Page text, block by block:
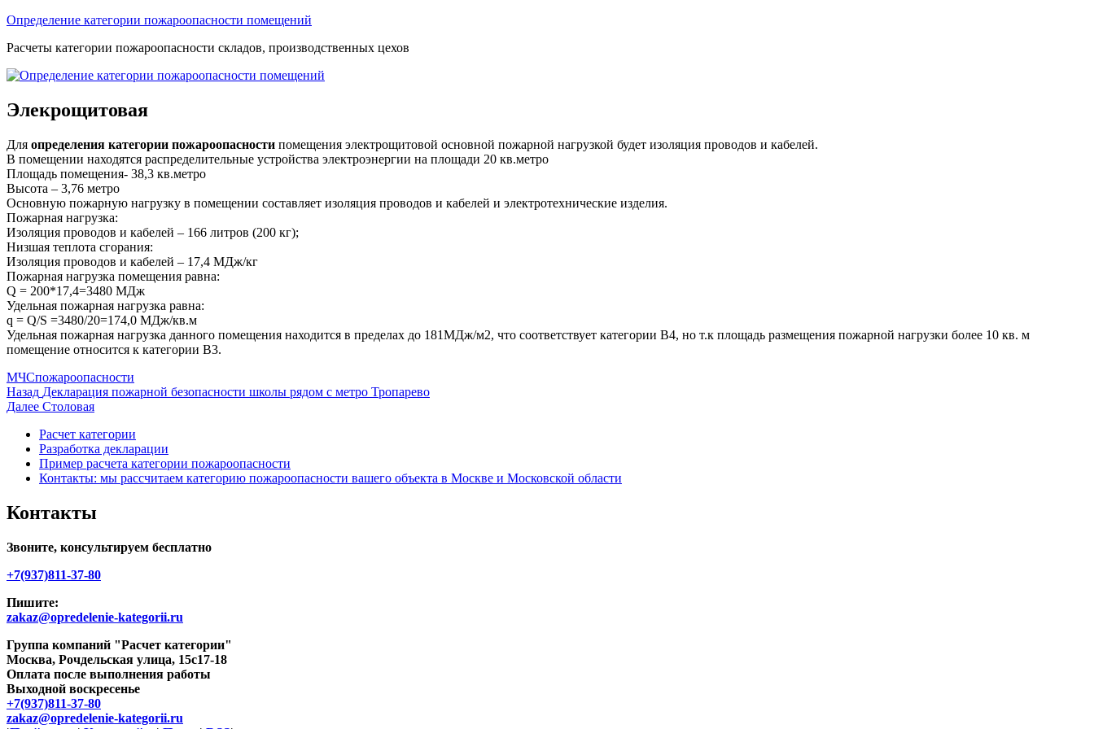
Перейти
содержимому
Определение категории пожароопасности помещений
Расчеты категории пожароопасности складов, производственных цехов
Элекрощитовая
Для определения категории пожароопасности помещения электрощитовой основной пожарной нагрузкой будет изоляция проводов и кабелей.
В помещении находятся распределительные устройства электроэнергии на площади 20 кв.метро
Площадь помещения- 38,3 кв.метро
Высота – 3,76 метро
Основную пожарную нагрузку в помещении составляет изоляция проводов и кабелей и электротехнические изделия.
Пожарная нагрузка:
Изоляция проводов и кабелей – 166 литров (200 кг);
Низшая теплота сгорания:
Изоляция проводов и кабелей – 17,4 МДж/кг
Пожарная нагрузка помещения равна:
Q = 200*17,4=3480 МДж
Удельная пожарная нагрузка равна:
q = Q/S =3480/20=174,0 МДж/кв.м
Удельная пожарная нагрузка данного помещения находится в пределах до 181МДж/м2, что соответствует категории В4, но т.к площадь размещения пожарной нагрузки более 10 кв. м
помещение относится к категории В3.
Автор
МЧСОпубликовано
Рубрики
пожароопасности
Навигация
по
записям
Назад Предыдущая
запись:
Декларация пожарной безопасности школы рядом с метро Тропарево
Далее Следующая
Столовая
Расчет категории
Разработка декларации
Пример расчета категории пожароопасности
Контакты: мы рассчитаем категорию пожароопасности вашего объекта в Москве и Московской области
Контакты
Звоните, консультируем бесплатно
+7(937)811-37-80
Пишите:
zakaz@opredelenie-kategorii.ru
Группа компаний "Расчет категории"
Москва, Рочдельская улица, 15с17-18
Оплата после выполнения работы
Выходной воскресенье
+7(937)811-37-80
zakaz@opredelenie-kategorii.ru